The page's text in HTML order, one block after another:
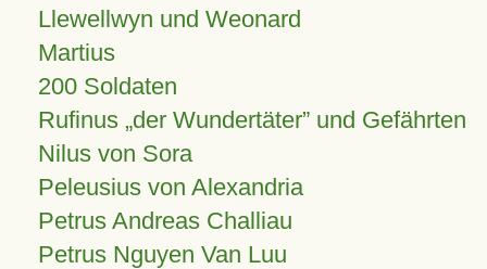
Llewellwyn und Weonard
Martius
200 Soldaten
Rufinus „der Wundertäter” und Gefährten
Nilus von Sora
Peleusius von Alexandria
Petrus Andreas Challiau
Petrus Nguyen Van Luu